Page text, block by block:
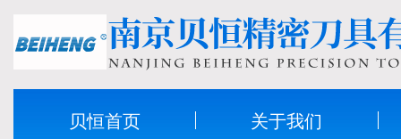
贝恒首页 关于我们